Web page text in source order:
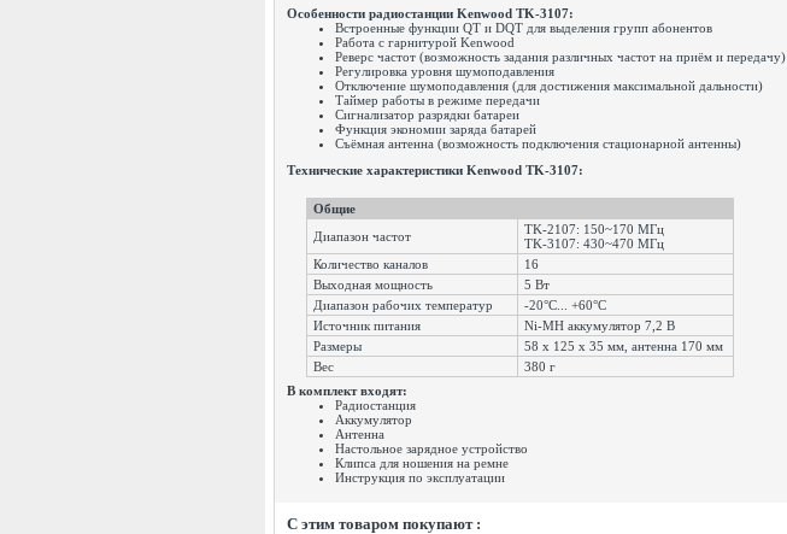
Особенности радиостанции Kenwood TK-3107:
Встроенные функции QT и DQT для выделения групп абонентов
Работа с гарнитурой Kenwood
Реверс частот (возможность задания различных частот на приём и передачу)
Регулировка уровня шумоподавления
Отключение шумоподавления (для достижения максимальной дальности)
Таймер работы в режиме передачи
Сигнализатор разрядки батареи
Функция экономии заряда батарей
Съёмная антенна (возможность подключения стационарной антенны)
Технические характеристики Kenwood TK-3107:
Общие
Диапазон частот
TK-2107: 150~170 МГц
TK-3107: 430~470 МГц
Количество каналов
16
Выходная мощность
5 Вт
Диапазон рабочих температур
-20°С... +60°С
Источник питания
Ni-MH аккумулятор 7,2 В
Размеры
58 x 125 x 35 мм, антенна 170 мм
Вес
380 г
В комплект входят:
Радиостанция
Аккумулятор
Антенна
Настольное зарядное устройство
Клипса для ношения на ремне
Инструкция по эксплуатации
C этим товаром покупают :